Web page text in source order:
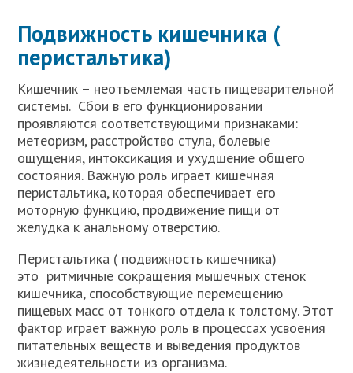
Подвижность кишечника (
перистальтика)
Кишечник – неотъемлемая часть пищеварительной
системы. Сбои в его функционировании
проявляются соответствующими признаками:
метеоризм, расстройство стула, болевые
ощущения, интоксикация и ухудшение общего
состояния. Важную роль играет кишечная
перистальтика, которая обеспечивает его
моторную функцию, продвижение пищи от
желудка к анальному отверстию.
Перистальтика ( подвижность кишечника)
это ритмичные сокращения мышечных стенок
кишечника, способствующие перемещению
пищевых масс от тонкого отдела к толстому. Этот
фактор играет важную роль в процессах усвоения
питательных веществ и выведения продуктов
жизнедеятельности из организма.